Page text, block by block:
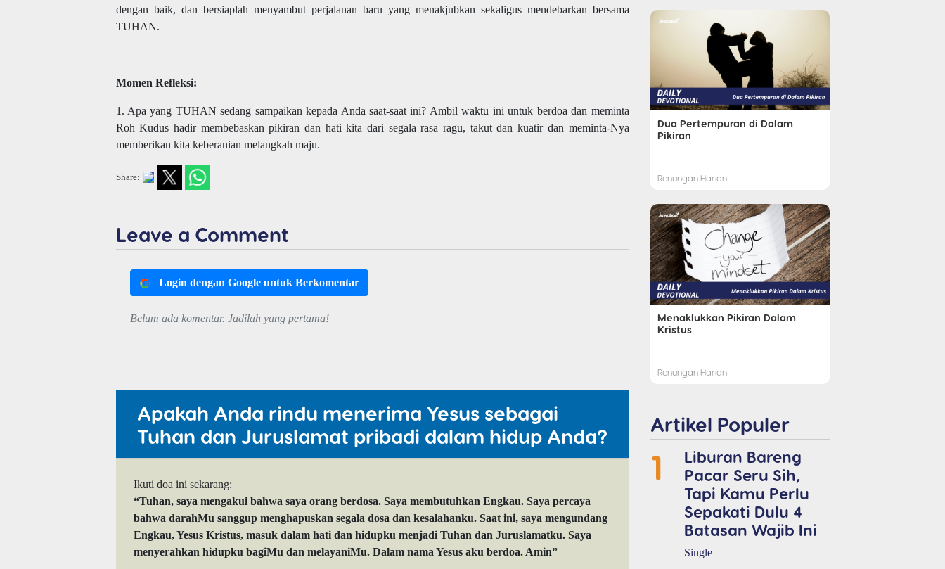
dengan baik, dan bersiaplah menyambut perjalanan baru yang menakjubkan sekaligus mendebarkan bersama
TUHAN.
Momen Refleksi:
1. Apa yang TUHAN sedang sampaikan kepada Anda saat-saat ini? Ambil waktu ini untuk berdoa dan meminta
Roh Kudus hadir membebaskan pikiran dan hati kita dari segala rasa ragu, takut dan kuatir dan meminta-Nya
memberikan kita keberanian melangkah maju.
Share:
Leave a Comment
Login dengan Google untuk Berkomentar
Belum ada komentar. Jadilah yang pertama!
Apakah Anda rindu menerima Yesus sebagai
Tuhan dan Juruslamat pribadi dalam hidup Anda?
Ikuti doa ini sekarang:
“Tuhan, saya mengakui bahwa saya orang berdosa. Saya membutuhkan Engkau. Saya percaya
bahwa darahMu sanggup menghapuskan segala dosa dan kesalahanku. Saat ini, saya mengundang
Engkau, Yesus Kristus, masuk dalam hati dan hidupku menjadi Tuhan dan Juruslamatku. Saya
menyerahkan hidupku bagiMu dan melayaniMu. Dalam nama Yesus aku berdoa. Amin”
Dua Pertempuran di Dalam
Pikiran
Renungan Harian
Menaklukkan Pikiran Dalam
Kristus
Renungan Harian
Artikel Populer
1
Liburan Bareng
Pacar Seru Sih,
Tapi Kamu Perlu
Sepakati Dulu 4
Batasan Wajib Ini
Single